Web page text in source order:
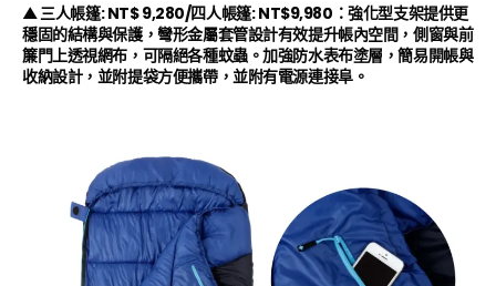
▲三人帳篷: NT$ 9,280/四人帳篷: NT$9,980：強化型支架提供更
穩固的結構與保護，彎形金屬套管設計有效提升帳內空間，側窗與前
簾門上透視網布，可隔絕各種蚊蟲。加強防水表布塗層，簡易開帳與
收納設計，並附提袋方便攜帶，並附有電源連接阜。